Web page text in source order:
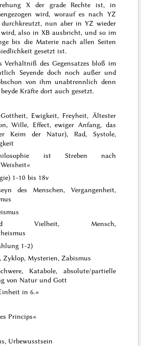
X der grade Rechte ist, in
wird, worauf es nach YZ
durchkreutzt, nun aber in YZ wieder
wird, also in XB ausbricht, und so im
bis die Materie nach allen Seiten
gesetzt ist.
Verhältniß des Gegensatzes bloß im
Seyende doch noch außer und
von ihm unabtrennlich denn
Kräfte dort auch gesetzt.
Ewigkeit, Freyheit, Ältester
Wille, Effect, ewiger Anfang, das
Keim der Natur), Rad, Systole,
ist Streben nach
1-10 bis 18v
des Menschen, Vergangenheit,
Vielheit, Mensch,
1-2)
Mysterien, Zabismus
Katabole, absolute/partielle
von Natur und Gott
in 6.«
Princips«
Urbewusstsein